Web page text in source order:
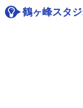
鶴ヶ峰スタ